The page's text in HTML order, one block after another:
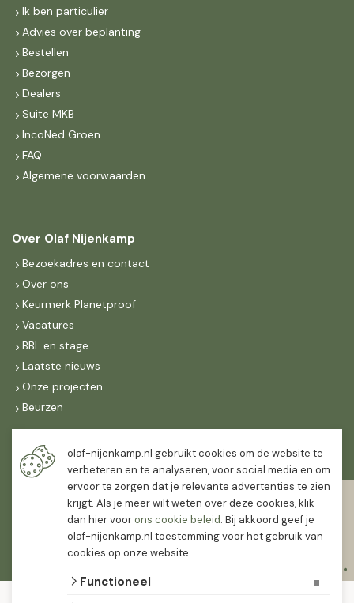
Ik ben particulier
Advies over beplanting
Bestellen
Bezorgen
Dealers
Suite MKB
IncoNed Groen
FAQ
Algemene voorwaarden
Over Olaf Nijenkamp
Bezoekadres en contact
Over ons
Keurmerk Planetproof
Vacatures
BBL en stage
Laatste nieuws
Onze projecten
Beurzen
Maandag t/m vrijdag
07:30-
16:30
12:00
olaf-nijenkamp.nl gebruikt cookies om de website te
verbeteren en te analyseren, voor social media en om
ervoor te zorgen dat je relevante advertenties te zien
krijgt. Als je meer wilt weten over deze cookies, klik
dan hier voorons cookie beleid. Bij akkoord geef je
olaf-nijenkamp.nl toestemming voor het gebruik van
cookies op onze website.
Functioneel